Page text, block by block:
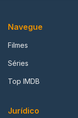
Navegue
Filmes
Séries
Top IMDB
Jurídico